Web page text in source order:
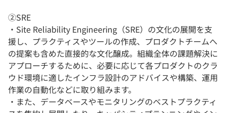
②SRE
・Site Reliability Engineering（SRE）の文化の展開を支
援し、プラクティスやツールの作成、プロダクトチームへ
の提案も含めた直接的な文化醸成。組織全体の課題解決に
アプローチするために、必要に応じて各プロダクトのクラ
ウド環境に適したインフラ設計のアドバイスや構築、運用
作業の自動化などに取り組みます。
・また、データベースやモニタリングのベストプラクティ